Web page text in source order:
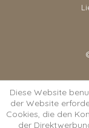
Diese Website
der Website
Cookies, die den
der